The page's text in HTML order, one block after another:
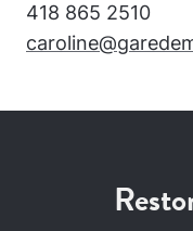
418 865 2510